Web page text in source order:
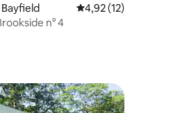
Évaluation moyenne
4,92 (12)
n° 4